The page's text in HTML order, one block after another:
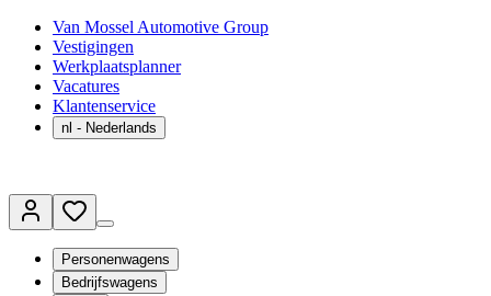
Van Mossel Automotive Group
Vestigingen
Werkplaatsplanner
Vacatures
Klantenservice
nl - Nederlands
Personenwagens
Bedrijfswagens